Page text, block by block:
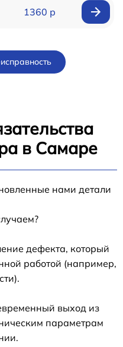
1360 р
в Самаре
нами детали
дефекта, который
работой (например,
выход из
параметрам